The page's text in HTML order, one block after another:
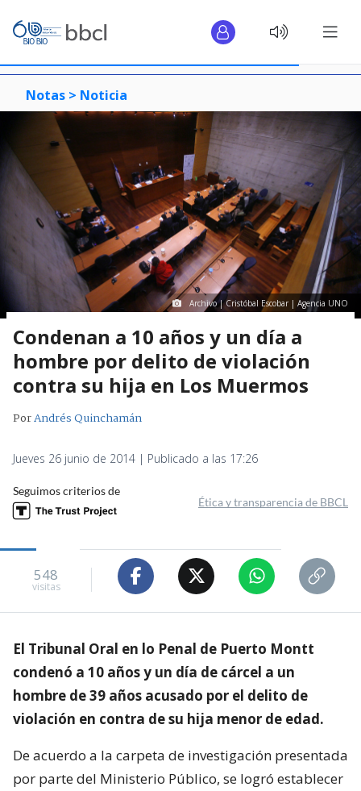
Notas > Noticia
Archivo | Cristóbal Escobar | Agencia UNO
Condenan a 10 años y un día a
hombre por delito de violación
contra su hija en Los Muermos
PorAndrés Quinchamán
Jueves 26 junio de 2014 | Publicado a las 17:26
Seguimos criterios de
Ética y transparencia de BBCL
548
visitas
El Tribunal Oral en lo Penal de Puerto Montt
condenó a 10 años y un día de cárcel a un
hombre de 39 años acusado por el delito de
violación en contra de su hija menor de edad.
De acuerdo a la carpeta de investigación presentada
por parte del Ministerio Público, se logró establecer